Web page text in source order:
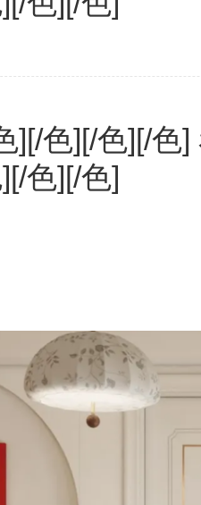
][/色][/色][/色
色][/色]